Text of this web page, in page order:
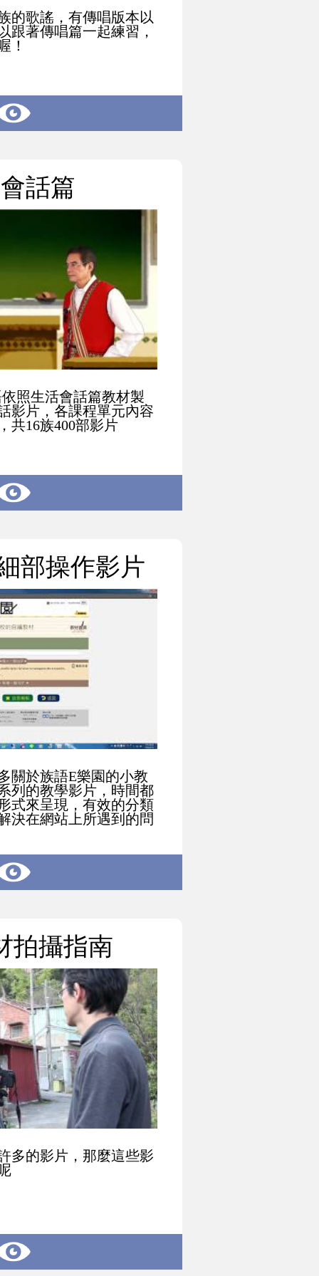
的歌謠，有傳唱版本以
跟著傳唱篇一起練習，
！
話篇
照生活會話篇教材製
影片，各課程單元內容
共16族400部影片
部操作影片
關於族語E樂園的小教
列的教學影片，時間都
式來呈現，有效的分類
決在網站上所遇到的問
拍攝指南
多的影片，那麼這些影